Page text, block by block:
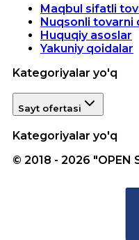
Maqbul sifatli
Nuqsonli tovarni
Huquqiy asoslar
Yakuniy qoidalar
Kategoriyalar yo'q
Sayt ofertasi
Kategoriyalar yo'q
© 2018 - 2026 "OPEN